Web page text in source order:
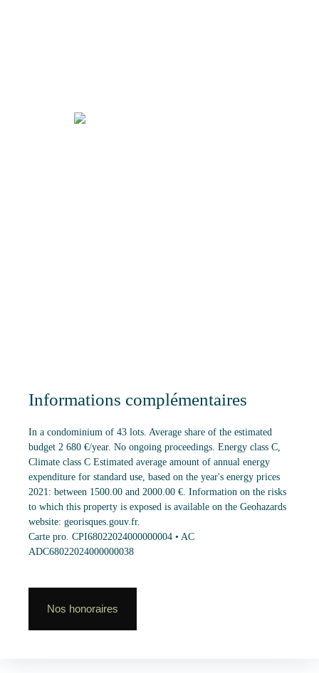
Informations complémentaires
In a condominium of 43 lots. Average share of the estimated
budget 2 680 €/year. No ongoing proceedings. Energy class C,
Climate class C Estimated average amount of annual energy
expenditure for standard use, based on the year's energy prices
2021: between 1500.00 and 2000.00 €. Information on the risks
to which this property is exposed is available on the Geohazards
website: georisques.gouv.fr.
Carte pro. CPI68022024000000004 • AC
ADC68022024000000038
Nos honoraires